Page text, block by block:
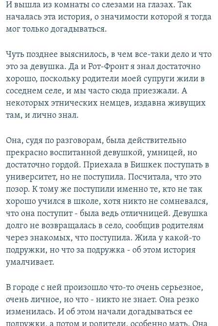
И вышла из комнаты со слезами на глазах. Так
началась эта история, о значимости которой я тогда
мог только догадываться.
Чуть позднее выяснилось, в чем все-таки дело и что
это за девушка. Да и Рот-Фронт я знал достаточно
хорошо, поскольку родители моей супруги жили в
соседнем селе, и мы часто сюда приезжали. А
некоторых этнических немцев, издавна живущих
там, и лично знал.
Она, судя по разговорам, была действительно
прекрасно воспитанной девушкой, умницей, но
достаточно гордой. Приехала в Бишкек поступать в
университет, но не поступила. Посчитала, что это
позор. К тому же поступили именно те, кто не так
хорошо учился в школе, хотя никто не сомневался,
что она поступит - была ведь отличницей. Девушка
долго не возвращалась в село, сообщив родителям
через знакомых, что поступила. Жила у какой-то
подружки, но что за подружка - об этом история
умалчивает.
В городе с ней произошло что-то очень серьезное,
очень личное, но что - никто не знает. Она резко
изменилась. И об этом начали догадываться ее